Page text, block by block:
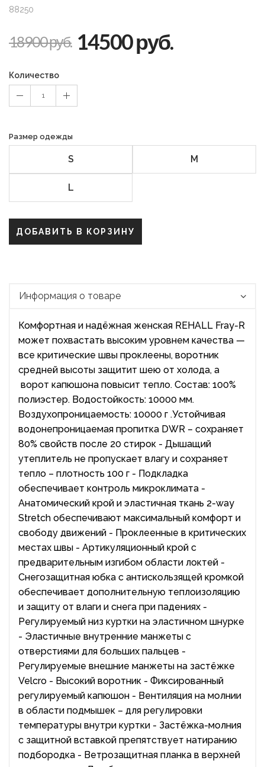
88250
18900 руб. 14500 руб.
Количество
1
Размер одежды
S M
L
ДОБАВИТЬ В КОРЗИНУ
Информация о товаре
Комфортная и надёжная женская REHALL Fray-R
может похвастать высоким уровнем качества —
все критические швы проклеены, воротник
средней высоты защитит шею от холода, а
ворот капюшона повысит тепло. Состав: 100%
полиэстер. Водостойкость: 10000 мм.
Воздухопроницаемость: 10000 г .Устойчивая
водонепроницаемая пропитка DWR – сохраняет
80% свойств после 20 стирок - Дышащий
утеплитель не пропускает влагу и сохраняет
тепло – плотность 100 г - Подкладка
обеспечивает контроль микроклимата -
Анатомический крой и эластичная ткань 2-way
Stretch обеспечивают максимальный комфорт и
свободу движений - Проклеенные в критических
местах швы - Артикуляционный крой с
предварительным изгибом области локтей -
Снегозащитная юбка с антискользящей кромкой
обеспечивает дополнительную теплоизоляцию
и защиту от влаги и снега при падениях -
Регулируемый низ куртки на эластичном шнурке
- Эластичные внутренние манжеты с
отверстиями для больших пальцев -
Регулируемые внешние манжеты на застёжке
Velcro - Высокий воротник - Фиксированный
регулируемый капюшон - Вентиляция на молнии
в области подмышек – для регулировки
температуры внутри куртки - Застёжка-молния
с защитной вставкой препятствует натиранию
подбородка - Ветрозащитная планка в верхней